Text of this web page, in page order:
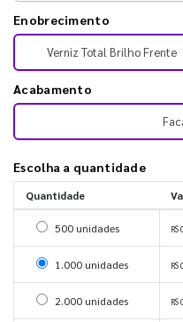
Enobrecimento
Verniz Total Brilho Frente
Acabamento
Escolha a quantidade
Quantidade
Selecionar 500
500 unidades R$
Selecionar 1000
1.000 unidades R$
Selecionar 2000
2.000 unidades R$